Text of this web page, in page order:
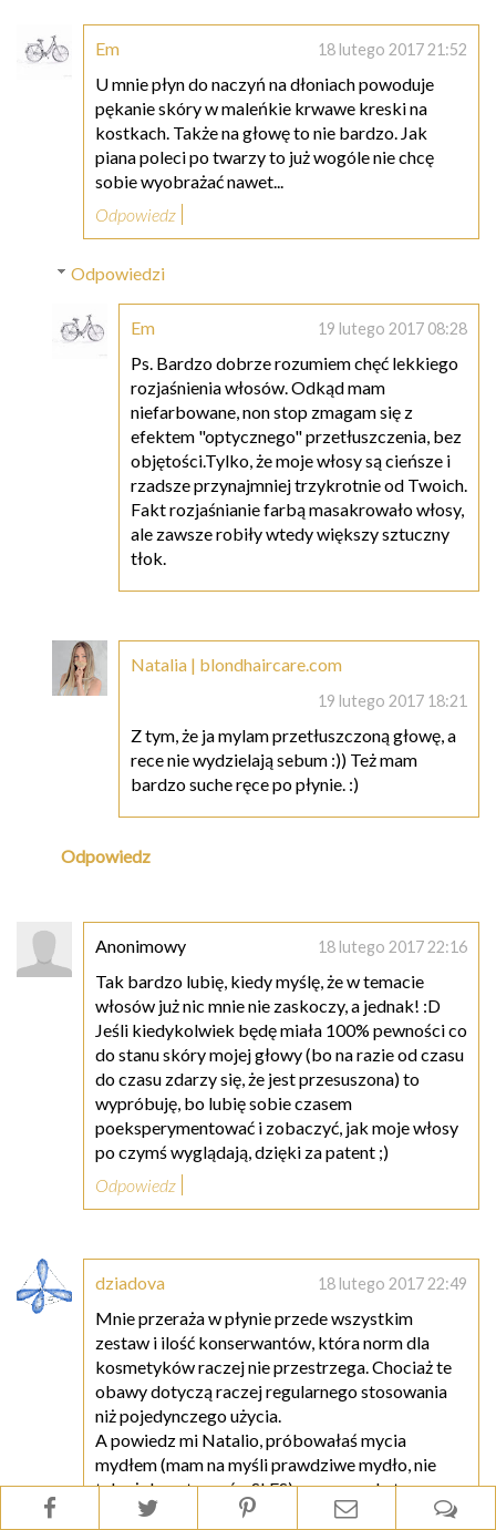
Em 18 lutego 2017 21:52
U mnie płyn do naczyń na dłoniach powoduje
pękanie skóry w maleńkie krwawe kreski na
kostkach. Także na głowę to nie bardzo. Jak
piana poleci po twarzy to już wogóle nie chcę
sobie wyobrażać nawet...
Odpowiedz
Odpowiedzi
Em 19 lutego 2017 08:28
Ps. Bardzo dobrze rozumiem chęć lekkiego
rozjaśnienia włosów. Odkąd mam
niefarbowane, non stop zmagam się z
efektem "optycznego" przetłuszczenia, bez
objętości.Tylko, że moje włosy są cieńsze i
rzadsze przynajmniej trzykrotnie od Twoich.
Fakt rozjaśnianie farbą masakrowało włosy,
ale zawsze robiły wtedy większy sztuczny
tłok.
Natalia | blondhaircare.com
19 lutego 2017 18:21
Z tym, że ja mylam przetłuszczoną głowę, a
rece nie wydzielają sebum :)) Też mam
bardzo suche ręce po płynie. :)
Odpowiedz
Anonimowy 18 lutego 2017 22:16
Tak bardzo lubię, kiedy myślę, że w temacie
włosów już nic mnie nie zaskoczy, a jednak! :D
Jeśli kiedykolwiek będę miała 100% pewności co
do stanu skóry mojej głowy (bo na razie od czasu
do czasu zdarzy się, że jest przesuszona) to
wypróbuję, bo lubię sobie czasem
poeksperymentować i zobaczyć, jak moje włosy
po czymś wyglądają, dzięki za patent ;)
Odpowiedz
dziadova 18 lutego 2017 22:49
Mnie przeraża w płynie przede wszystkim
zestaw i ilość konserwantów, która norm dla
kosmetyków raczej nie przestrzega. Chociaż te
obawy dotyczą raczej regularnego stosowania
niż pojedynczego użycia.
A powiedz mi Natalio, próbowałaś mycia
mydłem (mam na myśli prawdziwe mydło, nie
taką żelowatą maź z SLES) czy masz do tego za
twardą wodę i zostaje osad na włosach? Mydło